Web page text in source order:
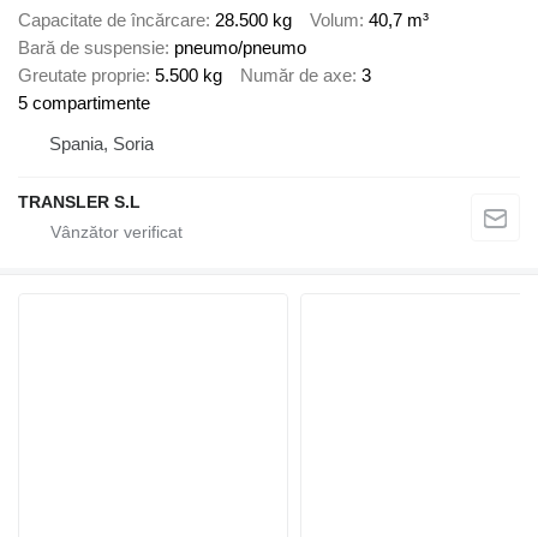
Capacitate de încărcare 28.500 kg Volum 40,7 m³
Bară de suspensie pneumo/pneumo
Greutate proprie 5.500 kg Număr de axe 3
5 compartimente
Spania, Soria
TRANSLER S.L